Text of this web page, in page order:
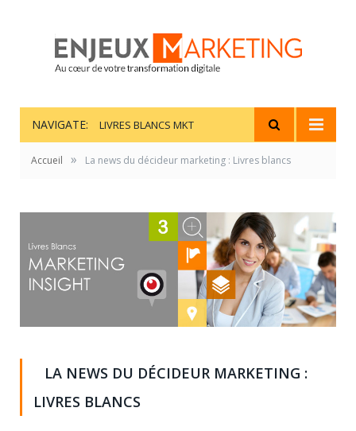
NAVIGATE: LIVRES BLANCS MKT
Accueil » La news du décideur marketing : Livres blancs
LA NEWS DU DÉCIDEUR MARKETING :
LIVRES BLANCS